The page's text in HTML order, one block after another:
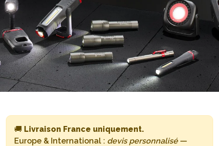
🚚 Livraison France uniquement.
Europe & International : devis personnalisé—